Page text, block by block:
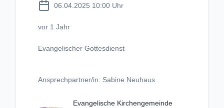
06.04.2025 10:00 Uhr
vor 1 Jahr
Evangelischer Gottesdienst
Ansprechpartner/in: Sabine Neuhaus
Evangelische Kirchengemeinde